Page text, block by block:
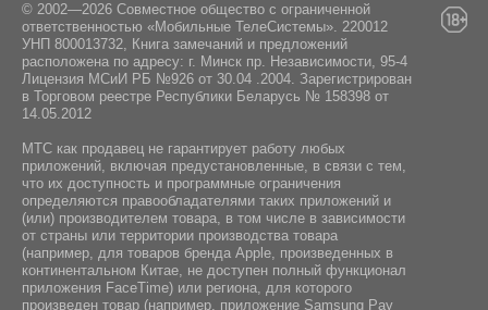
© 2002—2026 Совместное общество с ограниченной
ответственностью «Мобильные ТелеСистемы». 220012
УНП 800013732, Книга замечаний и предложений
расположена по адресу: г. Минск пр. Независимости, 95-4
Лицензия МСиИ РБ №926 от 30.04 .2004. Зарегистрирован
в Торговом реестре Республики Беларусь № 158398 от
14.05.2012
МТС как продавец не гарантирует работу любых
приложений, включая предустановленные, в связи с тем,
что их доступность и программные ограничения
определяются правообладателями таких приложений и
(или) производителем товара, в том числе в зависимости
от страны или территории производства товара
(например, для товаров бренда Apple, произведенных в
континентальном Китае, не доступен полный функционал
приложения FaceTime) или региона, для которого
произведен товар (например, приложение Samsung Pay